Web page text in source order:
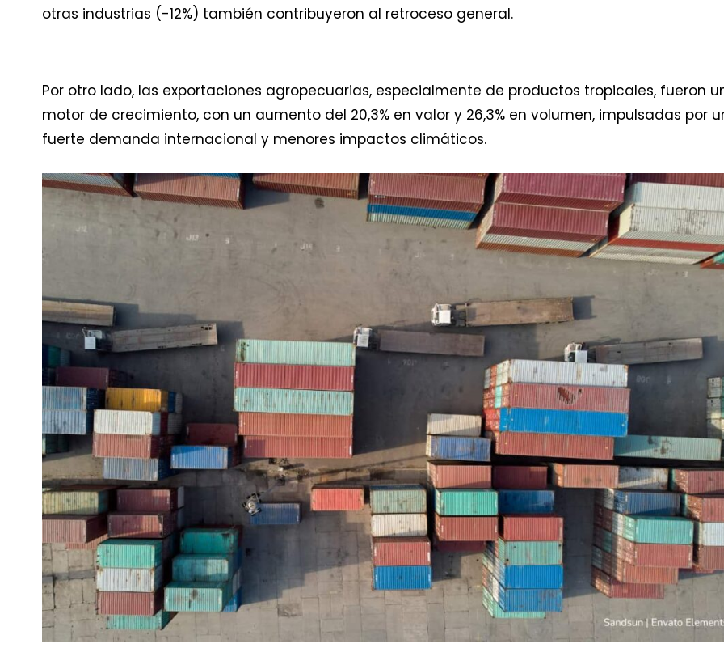
otras industrias (-12%) también contribuyeron al retroceso general.
Por otro lado, las exportaciones agropecuarias, especialmente de productos tropicales, fueron
motor de crecimiento, con un aumento del 20,3% en valor y 26,3% en volumen, impulsadas por
fuerte demanda internacional y menores impactos climáticos.